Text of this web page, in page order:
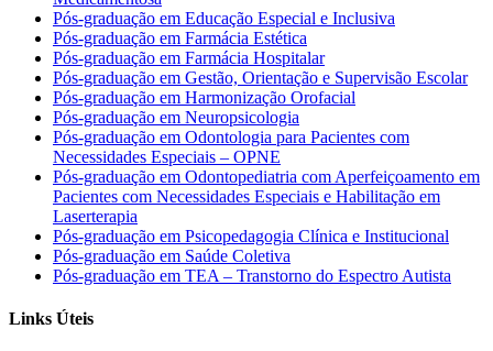
Pós-graduação em Educação Especial e Inclusiva
Pós-graduação em Farmácia Estética
Pós-graduação em Farmácia Hospitalar
Pós-graduação em Gestão, Orientação e Supervisão Escolar
Pós-graduação em Harmonização Orofacial
Pós-graduação em Neuropsicologia
Pós-graduação em Odontologia para Pacientes com
Necessidades Especiais – OPNE
Pós-graduação em Odontopediatria com Aperfeiçoamento em
Pacientes com Necessidades Especiais e Habilitação em
Laserterapia
Pós-graduação em Psicopedagogia Clínica e Institucional
Pós-graduação em Saúde Coletiva
Pós-graduação em TEA – Transtorno do Espectro Autista
Links Úteis